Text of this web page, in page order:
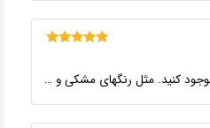
کنید. مثل رنگهای مشکی و …